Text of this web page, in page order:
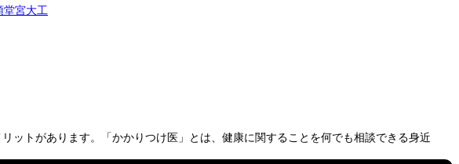
ットがあります。「かかりつけ医」とは、健康に関することを何でも相談できる身近